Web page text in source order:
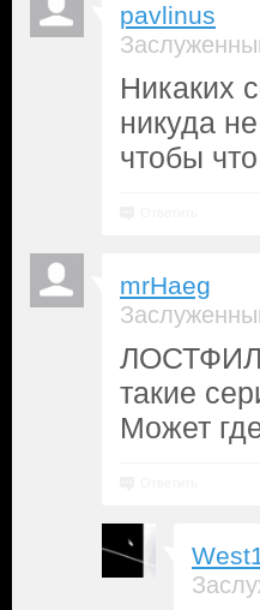
pavlinus
Никаких
никуда
чтобы
mrHaeg
такие
Может